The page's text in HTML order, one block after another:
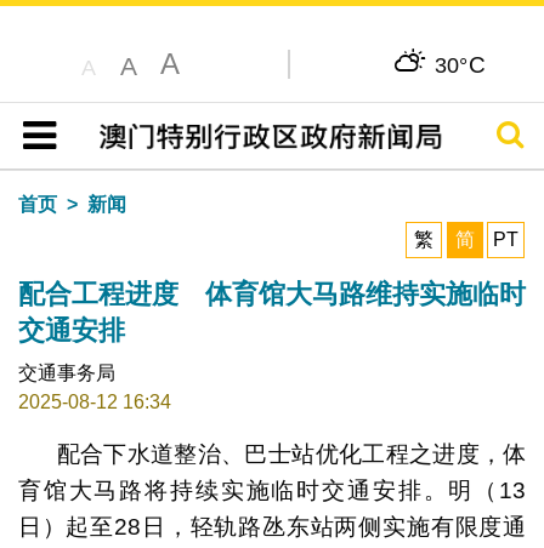
A A A 30°C
目录
搜寻
首页
新闻
繁
简 PT
配合工程进度 体育馆大马路维持实施临时
交通安排
交通事务局
2025-08-12 16:34
配合下水道整治、巴士站优化工程之进度，体
育馆大马路将持续实施临时交通安排。明（13
日）起至28日，轻轨路氹东站两侧实施有限度通